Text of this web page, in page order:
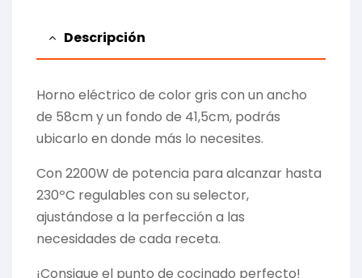
Descripción
Horno eléctrico de color gris con un ancho
de 58cm y un fondo de 41,5cm, podrás
ubicarlo en donde más lo necesites.
Con 2200W de potencia para alcanzar hasta
230ºC regulables con su selector,
ajustándose a la perfección a las
necesidades de cada receta.
¡Consigue el punto de cocinado perfecto!